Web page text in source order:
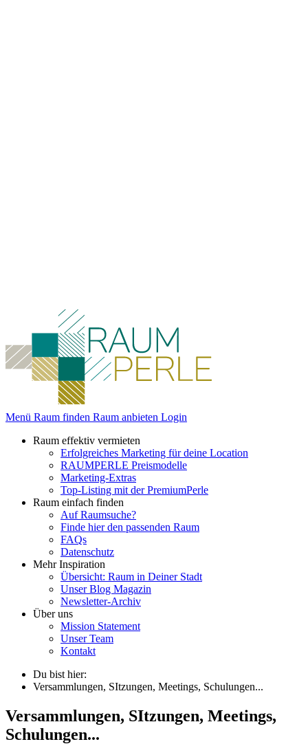
Menü Raum finden Raum anbieten Login
Raum effektiv vermieten
Erfolgreiches Marketing für deine Location
RAUMPERLE Preismodelle
Marketing-Extras
Top-Listing mit der PremiumPerle
Raum einfach finden
Auf Raumsuche?
Finde hier den passenden Raum
FAQs
Datenschutz
Mehr Inspiration
Übersicht: Raum in Deiner Stadt
Unser Blog Magazin
Newsletter-Archiv
Über uns
Mission Statement
Unser Team
Kontakt
Du bist hier:
Versammlungen, SItzungen, Meetings, Schulungen...
Versammlungen, SItzungen, Meetings,
Schulungen...